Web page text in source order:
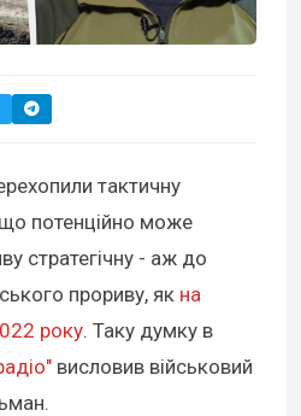
тактичну
що потенційно може
стратегічну - аж до
прориву, як на
року. Таку думку в
висловив військовий